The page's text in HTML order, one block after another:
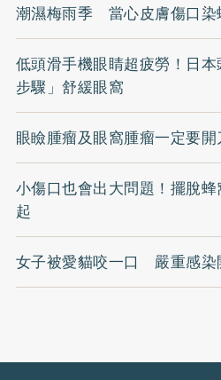
潮濕梅雨季 當心皮膚傷口染
低頭滑手機眼睛超疲勞！日
步驟」舒緩眼窩
眼瞼腫瘤及眼窩腫瘤一定要開
小傷口也會出大問題！擺脫
起
女子被愛貓咬一口 嚴重感染